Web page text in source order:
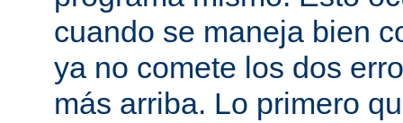
cuando se maneja bien
ya no comete los dos
más arriba. Lo primero